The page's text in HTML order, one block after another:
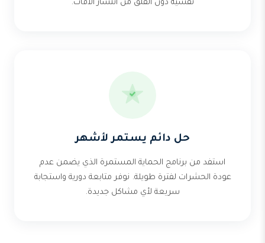
نفسية دون القلق من انتشار الآفات.
حل دائم يستمر لأشهر
استفد من برنامج الحماية المستمرة الذي يضمن عدم
عودة الحشرات لفترة طويلة. نوفر متابعة دورية واستجابة
سريعة لأي مشاكل جديدة.